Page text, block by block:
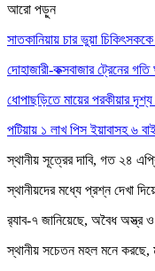
আরো পড়ুন
সাতকানিয়ায় চার ভুয়া
দোহাজারী-কক্সবাজার ট্রেনের
ধোপাছড়িতে মায়ের পরকীয়ার
পটিয়ায় ১ লাখ পিস ইয়াবাসহ ৬
স্থানীয় সূত্রের দাবি, গত ২৪
স্থানীয়দের মধ্যে প্রশ্ন দেখা
র‌্যাব-৭ জানিয়েছে, অবৈধ অস্ত্র
স্থানীয় সচেতন মহল মনে করছে,